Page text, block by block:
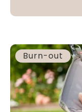
Burn-out